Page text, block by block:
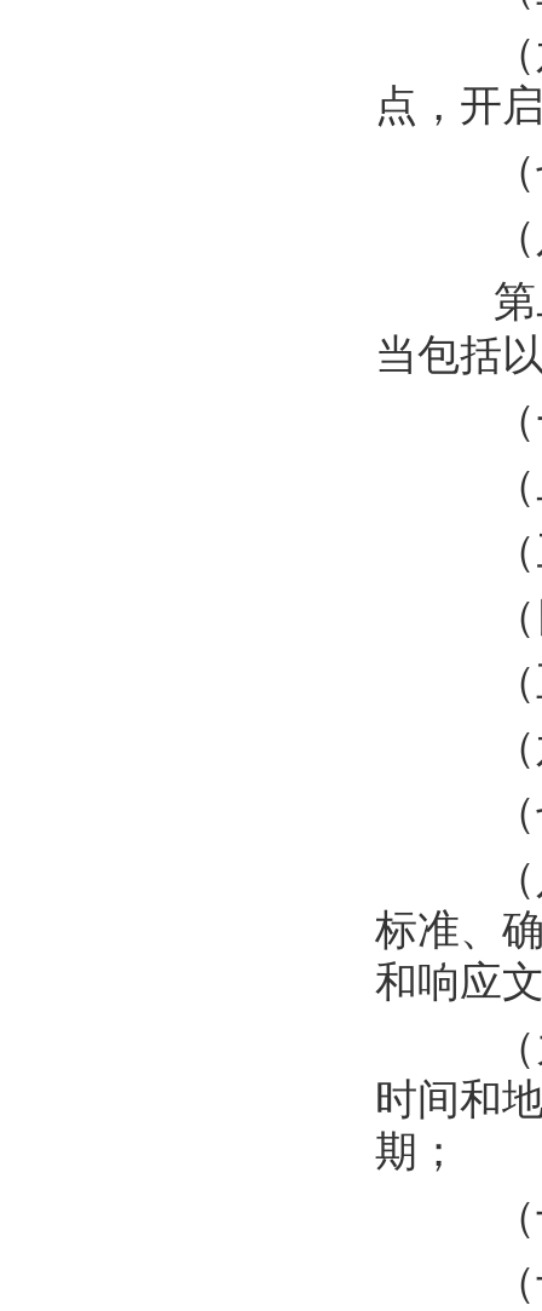
点，开
当包括
标准、
和响应
时间和
期 ；